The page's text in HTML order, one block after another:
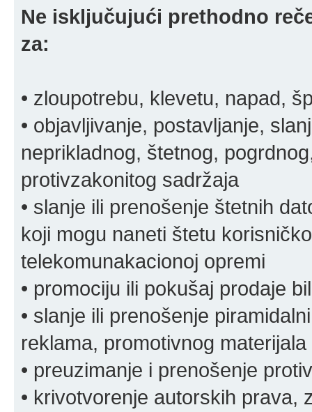
Ne isključujući prethodno
za:
• zloupotrebu, klevetu, napad,
• objavljivanje, postavljanje,
neprikladnog, štetnog,
protivzakonitog sadržaja
• slanje ili prenošenje štetnih
koji mogu naneti štetu
telekomunakacionoj opremi
• promociju ili pokušaj prodaje
• slanje ili prenošenje
reklama, promotivnog
• preuzimanje i prenošenje
• krivotvorenje autorskih prava,